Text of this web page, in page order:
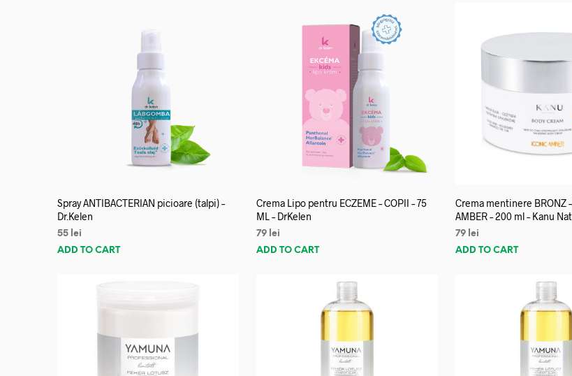
Spray ANTIBACTERIAN picioare (talpi) –
Dr.Kelen
55 lei
ADD TO CART
Crema Lipo pentru ECZEME – COPII – 75
ML – DrKelen
79 lei
ADD TO CART
Crema mentinere BRONZ
AMBER – 200 ml – Kanu
79 lei
ADD TO CART